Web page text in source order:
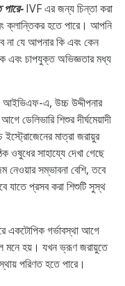
IVF এর জন্য চিন্তা করা
ক্লান্তিকর হতে পারে। আপনি
না যে আপনার কি এবং কেন
চাপযুক্ত অভিজ্ঞতার মধ্য
আইভিএফ-এ, উচ্চ উদ্দীপনার
ডেলিভারি শিশুর দীর্ঘমেয়াদী
ইস্ট্রোজেনের মাত্রা জরায়ুর
ওষুধের সাহায্যে দেখা গেছে
নেওয়ার সম্ভাবনা বেশি, তবে
যাতে প্রসব করা শিশুটি সুস্থ
একটোপিক গর্ভাবস্থা আগে
মনে হয়। যখন ভ্রূণ জরায়ুতে
পরিণত হতে পারে।